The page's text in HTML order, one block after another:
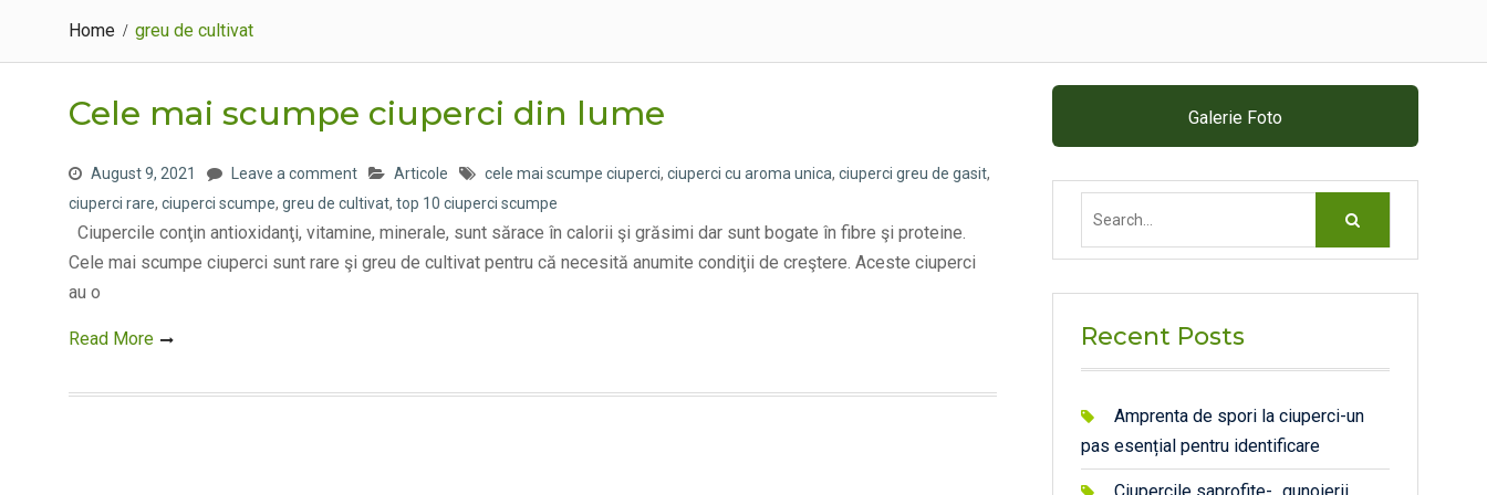
Home greu de cultivat
Cele mai scumpe ciuperci din lume
August 9, 2021 Leave a comment Articole cele mai scumpe ciuperci, ciuperci cu aroma unica, ciuperci greu de gasit,
ciuperci rare, ciuperci scumpe, greu de cultivat, top 10 ciuperci scumpe
Ciupercile conţin antioxidanţi, vitamine, minerale, sunt sărace în calorii şi grăsimi dar sunt bogate în fibre şi proteine.
Cele mai scumpe ciuperci sunt rare şi greu de cultivat pentru că necesită anumite condiţii de creştere. Aceste ciuperci
au o
Read More
Galerie Foto
Recent Posts
Amprenta de spori la ciuperci-un
pas esențial pentru identificare